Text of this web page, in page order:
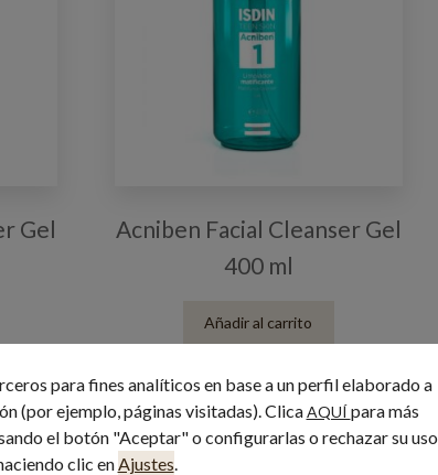
Gel
Acniben Facial Cleanser Gel
400 ml
Añadir al carrito
para fines analíticos en base a un perfil elaborado a
(por ejemplo, páginas visitadas). ClicaAQUÍpara más
el botón "Aceptar" o configurarlas o rechazar su uso
clic enAjustes.